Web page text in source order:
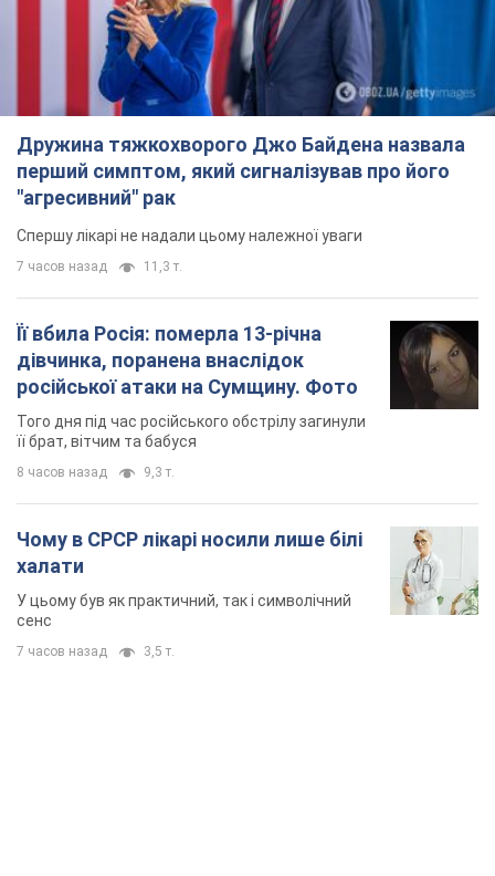
Дружина тяжкохворого Джо Байдена назвала
перший симптом, який сигналізував про його
"агресивний" рак
Спершу лікарі не надали цьому належної уваги
7 часов назад 11,3 т.
Її вбила Росія: померла 13-річна
дівчинка, поранена внаслідок
російської атаки на Сумщину. Фото
Того дня під час російського обстрілу загинули
її брат, вітчим та бабуся
8 часов назад 9,3 т.
Чому в СРСР лікарі носили лише білі
халати
У цьому був як практичний, так і символічний
сенс
7 часов назад 3,5 т.